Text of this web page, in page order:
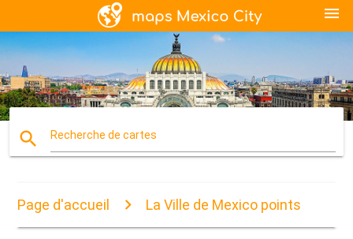
menu
search Recherche de cartes
Page d'accueil La Ville de Mexico points